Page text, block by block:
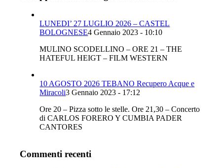
LUNEDI’ 27 LUGLIO 2026 – CASTEL
BOLOGNESE4 Gennaio 2023 - 10:10
MULINO SCODELLINO – ORE 21 – THE
HATEFUL HEIGT – FILM WESTERN
10 AGOSTO 2026 TEBANO Recupero Acque e
Miracoli3 Gennaio 2023 - 17:12
Ore 20 – Pizza sotto le stelle. Ore 21,30 – Concerto
di CARLOS FORERO Y CUMBIA PADER
CANTORES
Commenti recenti